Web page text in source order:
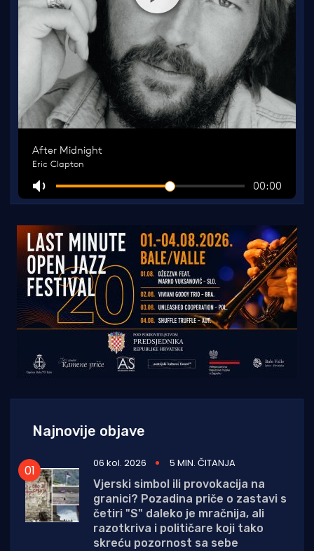
Najnovije objave
06 kol. 2026
5 MIN. ČITANJA
Vjerski simbol ili provokacija na
granici? Pozadina priče o zastavi s
četiri "S" daleko je mračnija, ali
razotkriva i političare koji tako
skreću pozornost sa sebe